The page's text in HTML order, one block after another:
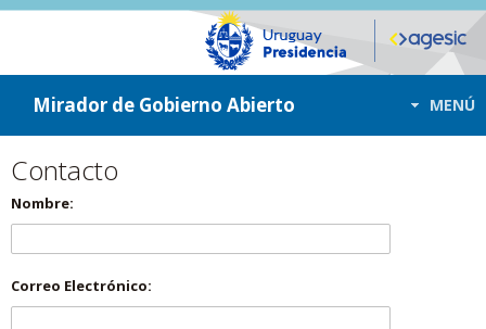
ir a contenido
ir al menú
Mirador de Gobierno Abierto MENÚ
Contacto
Nombre:
Correo Electrónico: